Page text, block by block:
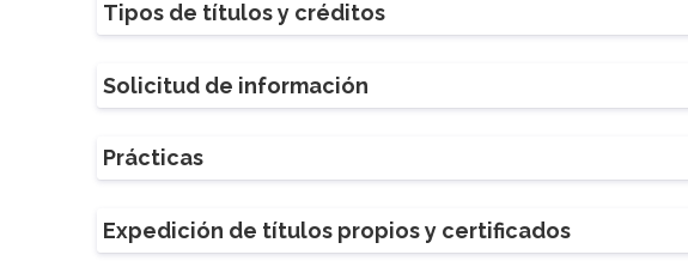
Tipos de títulos y créditos
Solicitud de información
Prácticas
Expedición de títulos propios y certificados